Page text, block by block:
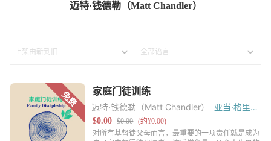
迈特·钱德勒（Matt Chandler）
迈特·钱德勒（Matt Chandler）
亚当·格里芬
（Adam Griffin）